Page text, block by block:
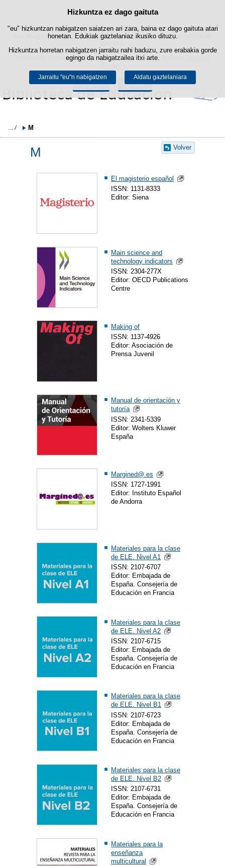
Cookie politika
Webgune honek berezko cookie-ak erabiltzen ditu nabigazioa errazteko
eta hirugarrenen cookie-ak erabilera- eta gogobetetasun-estatistikak
Informazio gehiago lor dezakezu gure "Cookie-ak" atalean,
Onartu Ukatu
Hizkuntza ez dago gaituta
"eu" hizkuntzan nabigatzen saiatzen ari zara, baina ez dago gaituta atari
honetan. Edukiak gaztelaniaz ikusiko dituzu.
Hizkuntza horretan nabigatzen jarraitu nahi baduzu, zure erabakia gorde
egingo da nabigatzailea itxi arte.
Jarraitu "eu"n nabigatzen Aldatu gaztelaniara
Edukira salto egin
M
Volver
M
El magisterio español
ISSN: 1131-8333
Editor: Siena
Main science and
technology indicators
ISSN: 2304-277X
Editor: OECD Publications
Centre
Making of
ISSN: 1137-4926
Editor: Asociación de
Prensa Juvenil
Manual de orientación y
tutoría
ISSN: 2341-5339
Editor: Wolters Kluwer
España
Margined@.es
ISSN: 1727-1991
Editor: Instituto Español
de Andorra
Materiales para la clase
de ELE. Nivel A1
ISSN: 2107-6707
Editor: Embajada de
España. Consejería de
Educación en Francia
Materiales para la clase
de ELE. Nivel A2
ISSN: 2107-6715
Editor: Embajada de
España. Consejería de
Educación en Francia
Materiales para la clase
de ELE. Nivel B1
ISSN: 2107-6723
Editor: Embajada de
España. Consejería de
Educación en Francia
Materiales para la clase
de ELE. Nivel B2
ISSN: 2107-6731
Editor: Embajada de
España. Consejería de
Educación en Francia
Materiales para la
enseñanza
multicultural